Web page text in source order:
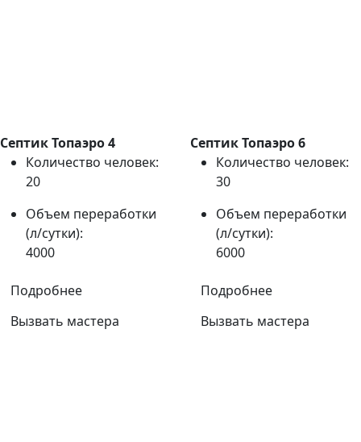
Септик Топаэро 4
Количество человек:
20
Объем переработки
(л/сутки):
4000
Подробнее
Вызвать мастера
Септик Топаэро 6
Количество человек:
30
Объем переработки
(л/сутки):
6000
Подробнее
Вызвать мастера